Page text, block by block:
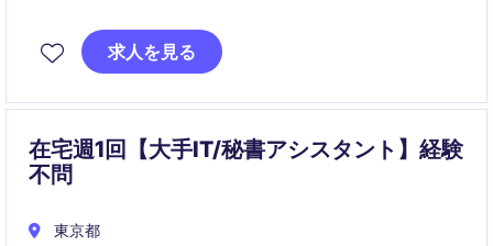
ます。
求人を見る
在宅週1回【大手IT/秘書アシスタント】経験
不問
東京都